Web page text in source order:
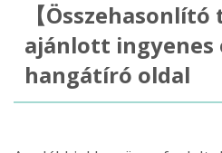
【
ajánlott ingyenes
hangátíró oldal